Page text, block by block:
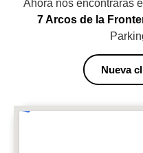
Ahora nos encontrarás
7 Arcos de la
Nueva